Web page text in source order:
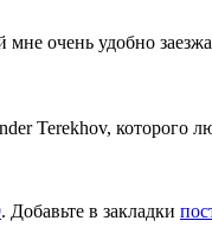
очень удобно
Terekhov, которого
. Добавьте в закладки